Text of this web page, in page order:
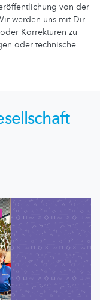
von der
werden uns mit Dir
Korrekturen zu
oder technische